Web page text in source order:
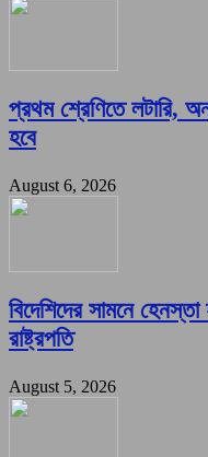
প্রথম শ্রেণিতে লটারি,
হবে
August 6, 2026
বিদেশিদের সামনে
রাষ্ট্রপতি
August 5, 2026